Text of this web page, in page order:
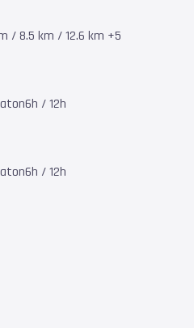
/ 8.5 km / 12.6 km +5
6h / 12h
6h / 12h